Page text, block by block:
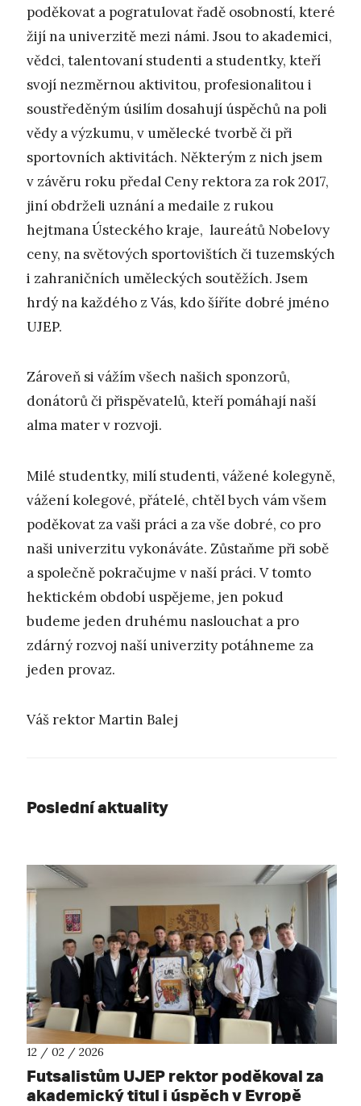
poděkovat a pogratulovat řadě osobností, které
žijí na univerzitě mezi námi. Jsou to akademici,
vědci, talentovaní studenti a studentky, kteří
svojí nezměrnou aktivitou, profesionalitou i
soustředěným úsilím dosahují úspěchů na poli
vědy a výzkumu, v umělecké tvorbě či při
sportovních aktivitách. Některým z nich jsem
v závěru roku předal Ceny rektora za rok 2017,
jiní obdrželi uznání a medaile z rukou
hejtmana Ústeckého kraje, laureátů Nobelovy
ceny, na světových sportovištích či tuzemských
i zahraničních uměleckých soutěžích. Jsem
hrdý na každého z Vás, kdo šíříte dobré jméno
UJEP.
Zároveň si vážím všech našich sponzorů,
donátorů či přispěvatelů, kteří pomáhají naší
alma mater v rozvoji.
Milé studentky, milí studenti, vážené kolegyně,
vážení kolegové, přátelé, chtěl bych vám všem
poděkovat za vaši práci a za vše dobré, co pro
naši univerzitu vykonáváte. Zůstaňme při sobě
a společně pokračujme v naší práci. V tomto
hektickém období uspějeme, jen pokud
budeme jeden druhému naslouchat a pro
zdárný rozvoj naší univerzity potáhneme za
jeden provaz.
Váš rektor Martin Balej
Poslední aktuality
12 / 02 / 2026
Futsalistům UJEP rektor poděkoval za
akademický titul i úspěch v Evropě